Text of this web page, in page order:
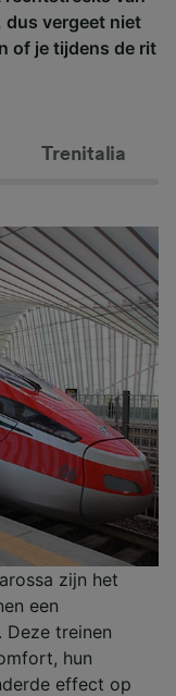
dus vergeet niet
of je tijdens de rit
Trenitalia
zijn het
een
treinen
hun
effect op